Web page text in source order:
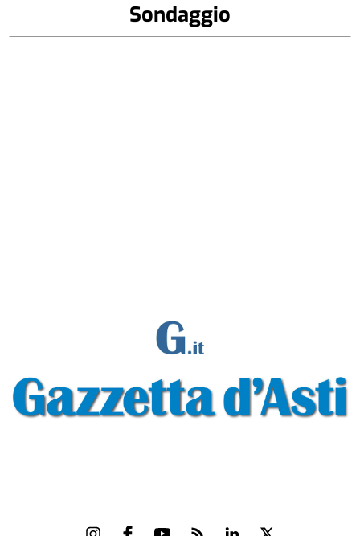
Sondaggio